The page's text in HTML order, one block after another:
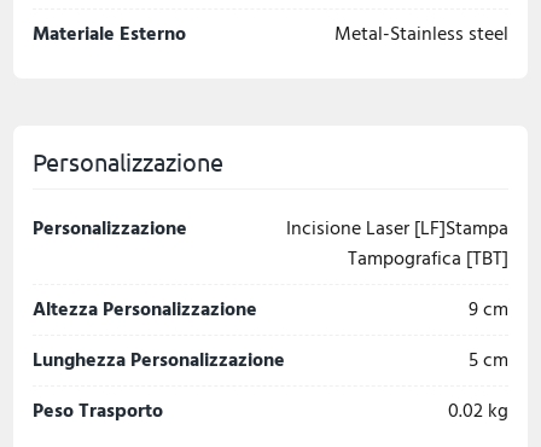
Materiale Esterno
Metal-Stainless steel
Personalizzazione
Personalizzazione
Incisione Laser [LF]Stampa
Tampografica [TBT]
Altezza Personalizzazione
9 cm
Lunghezza Personalizzazione
5 cm
Peso Trasporto
0.02 kg